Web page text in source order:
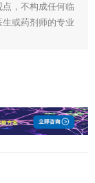
，不构成任何临
或药剂师的专业